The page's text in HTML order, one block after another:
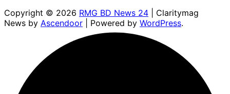
Copyright © 2026 RMG BD News 24 | Claritymag
News by Ascendoor | Powered by WordPress.